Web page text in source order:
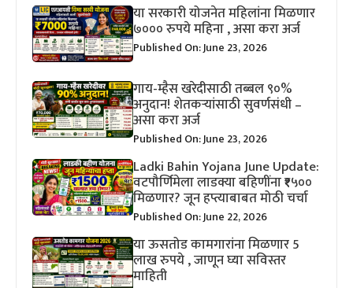
या सरकारी योजनेत महिलांना मिळणार
७००० रुपये महिना , असा करा अर्ज
Published On: June 23, 2026
गाय-म्हैस खरेदीसाठी तब्बल ९०%
अनुदान! शेतकऱ्यांसाठी सुवर्णसंधी –
असा करा अर्ज
Published On: June 23, 2026
Ladki Bahin Yojana June Update:
वटपौर्णिमेला लाडक्या बहिणींना ₹१५००
मिळणार? जून हप्त्याबाबत मोठी चर्चा
Published On: June 22, 2026
या ऊसतोड कामगारांना मिळणार 5
लाख रुपये , जाणून घ्या सविस्तर
माहिती